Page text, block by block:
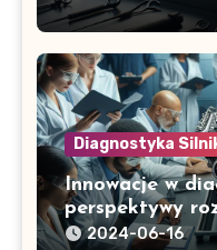
Diagnostyka
Innowacje w
perspektywy
2024-06-16